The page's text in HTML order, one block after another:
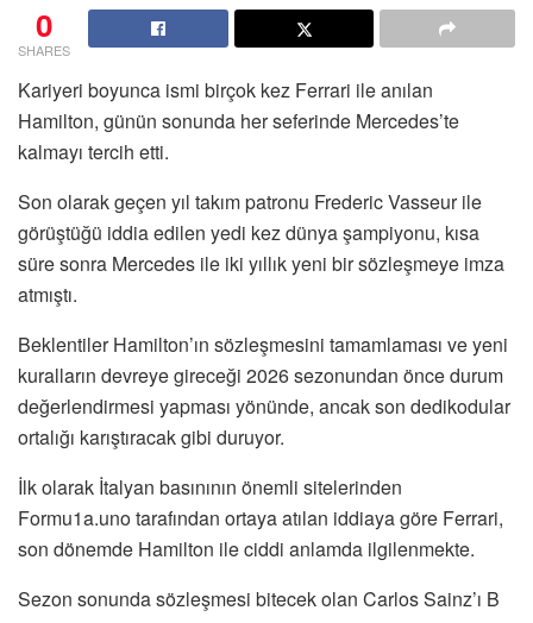
0
SHARES
Kariyeri boyunca ismi birçok kez Ferrari ile anılan
Hamilton, günün sonunda her seferinde Mercedes’te
kalmayı tercih etti.
Son olarak geçen yıl takım patronu Frederic Vasseur ile
görüştüğü iddia edilen yedi kez dünya şampiyonu, kısa
süre sonra Mercedes ile iki yıllık yeni bir sözleşmeye imza
atmıştı.
Beklentiler Hamilton’ın sözleşmesini tamamlaması ve yeni
kuralların devreye gireceği 2026 sezonundan önce durum
değerlendirmesi yapması yönünde, ancak son dedikodular
ortalığı karıştıracak gibi duruyor.
İlk olarak İtalyan basınının önemli sitelerinden
Formu1a.uno tarafından ortaya atılan iddiaya göre Ferrari,
son dönemde Hamilton ile ciddi anlamda ilgilenmekte.
Sezon sonunda sözleşmesi bitecek olan Carlos Sainz’ı B